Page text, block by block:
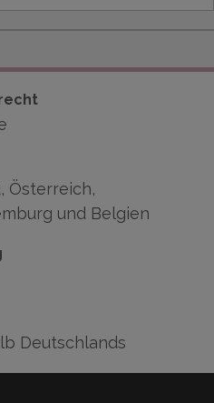
Österreich,
und Belgien
Deutschlands